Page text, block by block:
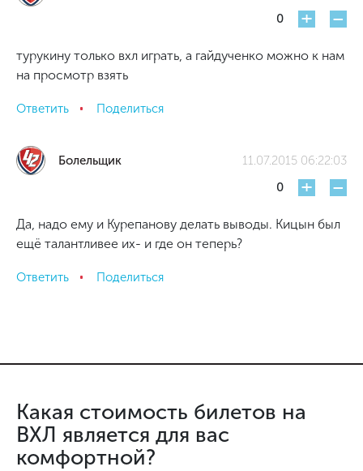
0 + -
турукину только вхл играть, а гайдученко можно к нам
на просмотр взять
Ответить Поделиться
Болельщик
11.07.2015 06:22:03
0
+ -
Да, надо ему и Курепанову делать выводы. Кицын был
ещё талантливее их- и где он теперь?
Ответить Поделиться
Какая стоимость билетов на
ВХЛ является для вас
комфортной?